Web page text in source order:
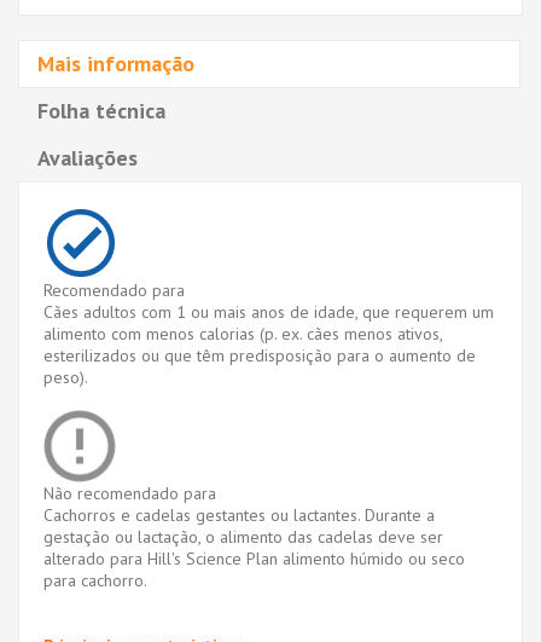
Mais informação
Folha técnica
Avaliações
Recomendado para
Cães adultos com 1 ou mais anos de idade, que requerem um
alimento com menos calorias (p. ex. cães menos ativos,
esterilizados ou que têm predisposição para o aumento de
peso).
Não recomendado para
Cachorros e cadelas gestantes ou lactantes. Durante a
gestação ou lactação, o alimento das cadelas deve ser
alterado para Hill's Science Plan alimento húmido ou seco
para cachorro.